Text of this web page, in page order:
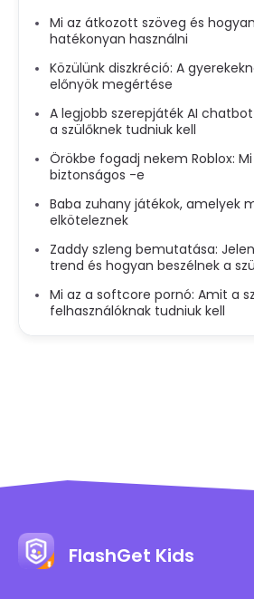
Mi az átkozott szöveg és
hatékonyan használni
Közülünk diszkréció: A
előnyök megértése
A legjobb szerepjáték AI
a szülőknek tudniuk kell
Örökbe fogadj nekem Roblox:
biztonságos -e
Baba zuhany játékok, amelyek
elköteleznek
Zaddy szleng bemutatása:
trend és hogyan beszélnek a
Mi az a softcore pornó: Amit a
felhasználóknak tudniuk kell
FlashGet Kids